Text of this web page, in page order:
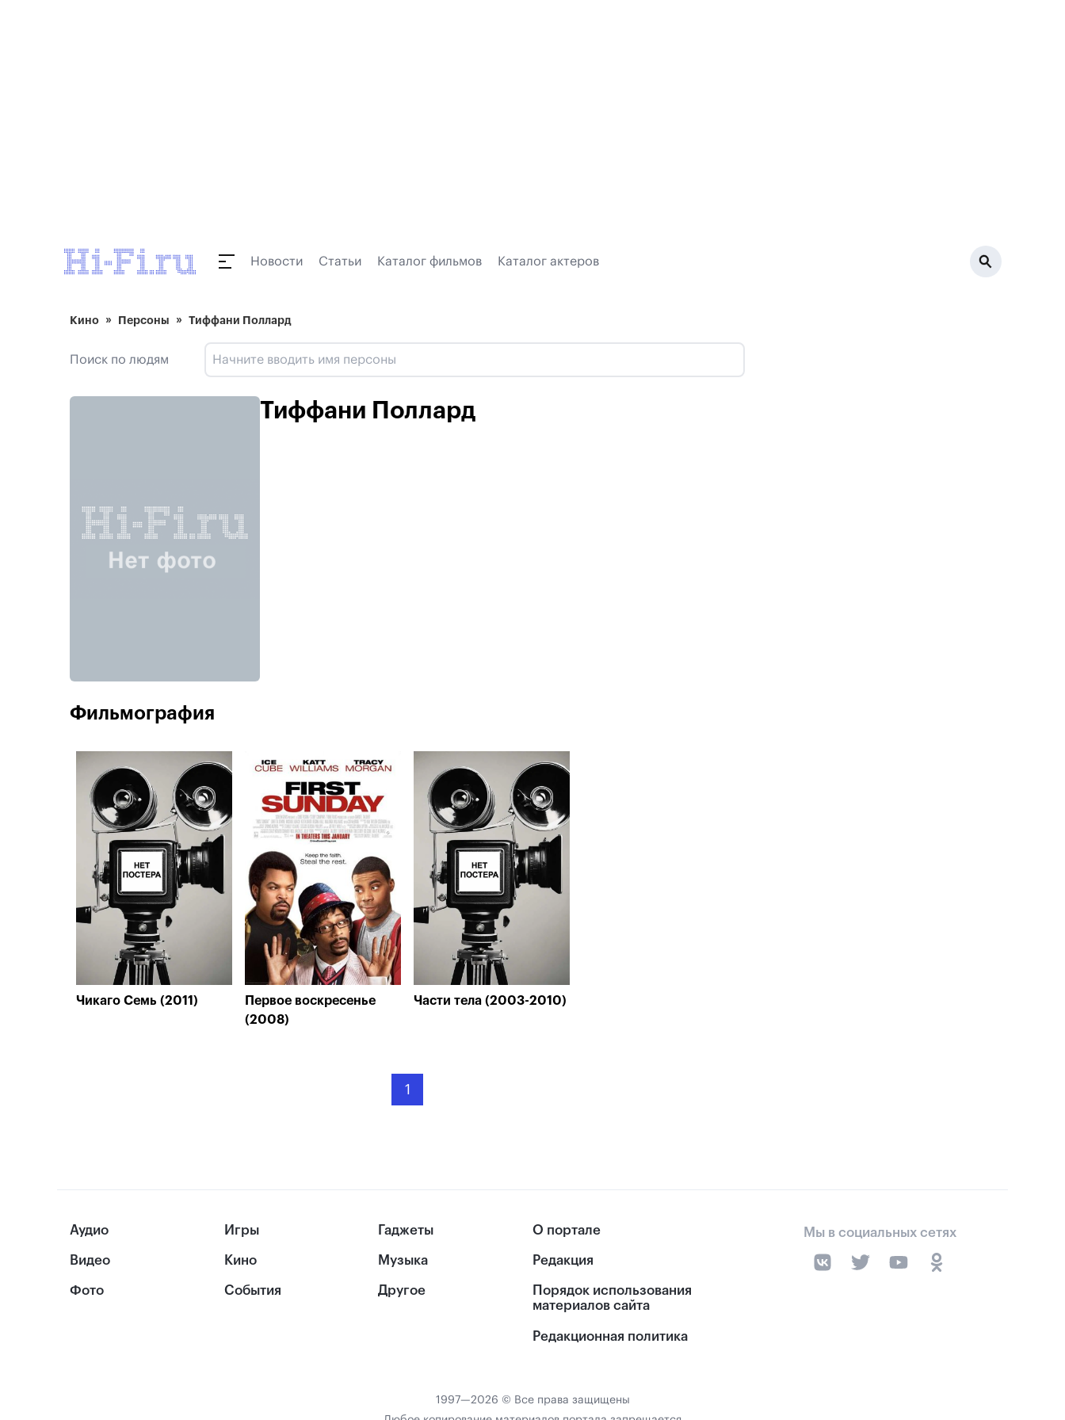
Новости Статьи Каталог фильмов Каталог актеров
Кино Персоны Тиффани Поллард
Поиск по людям
Тиффани Поллард
Фильмография
Чикаго Семь (2011)
Первое воскресенье
(2008)
Части тела (2003-2010)
1
Аудио
Видео
Фото
Игры
Кино
События
Гаджеты
Музыка
Другое
О портале
Редакция
Порядок использования
материалов сайта
Редакционная политика
Мы в социальных сетях
1997—2026 © Все права защищены